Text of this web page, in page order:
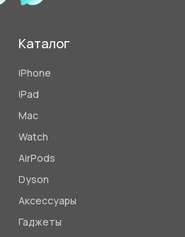
iPhone
iPad
Mac
Watch
AirPods
Каталог
Аксессуары
Гаджеты
Dyson